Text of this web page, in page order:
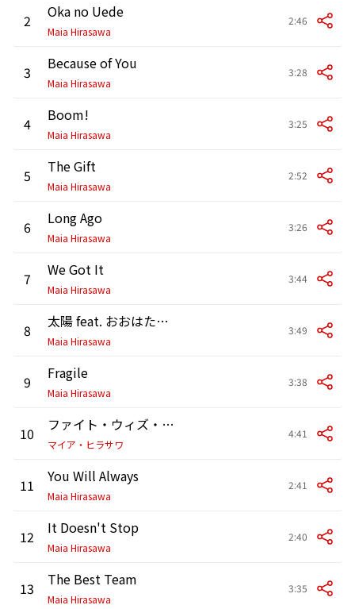
2 Oka no Uede
Maia Hirasawa
2:46
3 Because of You
Maia Hirasawa
3:28
4 Boom!
Maia Hirasawa
3:25
5 The Gift
Maia Hirasawa
2:52
6 Long Ago
Maia Hirasawa
3:26
7 We Got It
Maia Hirasawa
3:44
8 太陽 feat. おおはた雄一
Maia Hirasawa
3:49
9 Fragile
Maia Hirasawa
3:38
10 ファイト・ウィズ・ラヴ
マイア・ヒラサワ
4:41
11 You Will Always
Maia Hirasawa
2:41
12 It Doesn't Stop
Maia Hirasawa
2:40
13 The Best Team
Maia Hirasawa
3:35